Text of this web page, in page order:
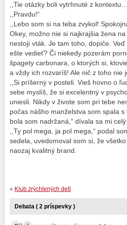
,,Tie otázky boli vytrhnuté z
,,Pravdu!“
,,Lebo som si na teba zvykol!
Okey, možno nie si najkrajšia žena
nestojí vták. Je tam toho, dopiče.
ešte vedieť? Či niekedy pozerám
špagety carbonara, o ktorých si,
a vždy ich rozvaríš! Ale nič z toho nie
,,Si príšerný v posteli. Vieš hovno o
sebe myslíš, že si excelentný v
uniesli. Nikdy v živote som pri tebe
počas nášho manželstva som spala
bola som nadržaná,“ dívala sa mi
,,Ty pol mega, ja pol mega,“ podal
sedela, uvedomoval som si, že
naozaj kvalitný brand.
« Klub zrýchlených detí
Debata ( 2 príspevky )